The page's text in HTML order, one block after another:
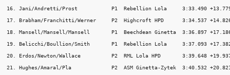
16. Jani/Andretti/Prost           P1  Rebellion Lola     3:33.490
17. Brabham/Franchitti/Werner     P2  Highcroft HPD      3:34.537
18. Mansell/Mansell/Mansell       P1  Beechdean Ginetta  3:36.897
19. Belicchi/Boullion/Smith       P1  Rebellion Lola     3:37.093
20. Erdos/Newton/Wallace          P2  RML Lola HPD       3:39.648
21. Hughes/Amaral/Pla             P2  ASM Ginetta-Zytek  3:40.532